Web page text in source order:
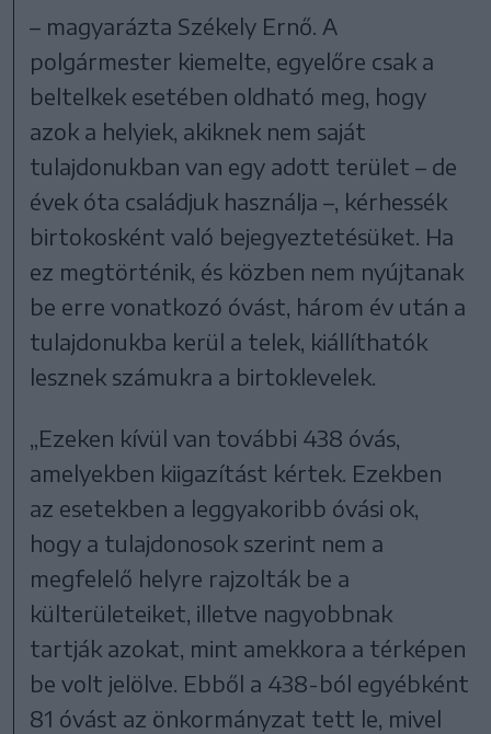
– magyarázta Székely Ernő. A
polgármester kiemelte, egyelőre csak a
beltelkek esetében oldható meg, hogy
azok a helyiek, akiknek nem saját
tulajdonukban van egy adott terület – de
évek óta családjuk használja –, kérhessék
birtokosként való bejegyeztetésüket. Ha
ez megtörténik, és közben nem nyújtanak
be erre vonatkozó óvást, három év után a
tulajdonukba kerül a telek, kiállíthatók
lesznek számukra a birtoklevelek.
„Ezeken kívül van további 438 óvás,
amelyekben kiigazítást kértek. Ezekben
az esetekben a leggyakoribb óvási ok,
hogy a tulajdonosok szerint nem a
megfelelő helyre rajzolták be a
külterületeiket, illetve nagyobbnak
tartják azokat, mint amekkora a térképen
be volt jelölve. Ebből a 438-ból egyébként
81 óvást az önkormányzat tett le, mivel